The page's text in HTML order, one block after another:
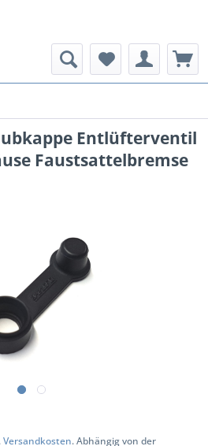
Entlüfterventil
Faustsattelbremse
Versandkosten. Abhängig von der